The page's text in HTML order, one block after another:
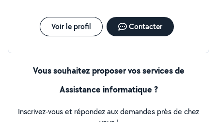
Voir le profil Contacter
Vous souhaitez proposer vos services de
Assistance informatique ?
Inscrivez-vous et répondez aux demandes près de chez